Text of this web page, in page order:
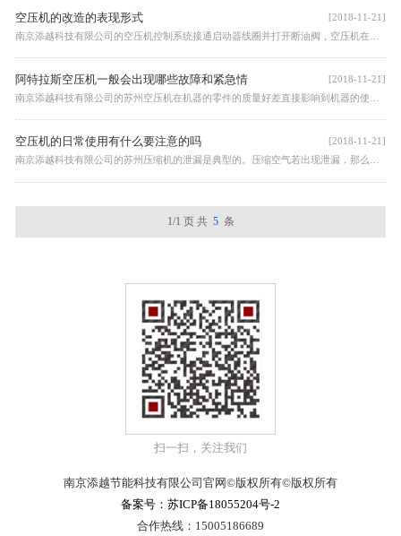
空压机的改造的表现形式
[2018-11-21]
​南京添越科技有限公司的空压机控制系统接通启动器线圈并打开断油阀，空压机在卸载模式下启动，这时进气阀处于关闭位置，而放气阀打开以排放油气分离器内的压力。等降压数秒后空压机开始加载运行，系统压力开始上升。
阿特拉斯空压机一般会出现哪些故障和紧急情
[2018-11-21]
空压机的日常使用有什么要注意的吗
[2018-11-21]
南京添越科技有限公司的苏州压缩机的泄漏是典型的。压缩空气若出现泄漏，那么机组就需不断地加载以满足压力的要求，就会消耗更多的电能，导致润滑油的损失，需要提前添加润滑油。
1/1 页 共 5 条
扫一扫，关注我们
南京添越节能科技有限公司官网©版权所有©版权所有
备案号：苏ICP备18055204号-2
合作热线：15005186689